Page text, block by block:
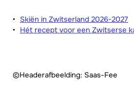
Skiën in Zwitserland 2026-2027
Hét recept voor een Zwitserse
©Headerafbeelding: Saas-Fee